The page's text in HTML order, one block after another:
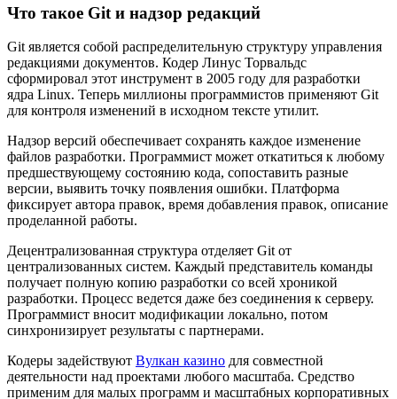
Что такое Git и надзор редакций
Git является собой распределительную структуру управления
редакциями документов. Кодер Линус Торвальдс
сформировал этот инструмент в 2005 году для разработки
ядра Linux. Теперь миллионы программистов применяют Git
для контроля изменений в исходном тексте утилит.
Надзор версий обеспечивает сохранять каждое изменение
файлов разработки. Программист может откатиться к любому
предшествующему состоянию кода, сопоставить разные
версии, выявить точку появления ошибки. Платформа
фиксирует автора правок, время добавления правок, описание
проделанной работы.
Децентрализованная структура отделяет Git от
централизованных систем. Каждый представитель команды
получает полную копию разработки со всей хроникой
разработки. Процесс ведется даже без соединения к серверу.
Программист вносит модификации локально, потом
синхронизирует результаты с партнерами.
Кодеры задействуют Вулкан казино для совместной
деятельности над проектами любого масштаба. Средство
применим для малых программ и масштабных корпоративных